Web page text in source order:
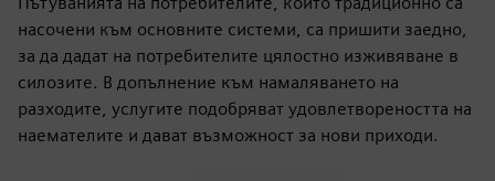
насочени към основните системи, са пришити заедно,
за да дадат на потребителите цялостно изживяване в
силозите. В допълнение към намаляването на
разходите, услугите подобряват удовлетвореността на
наемателите и дават възможност за нови приходи.